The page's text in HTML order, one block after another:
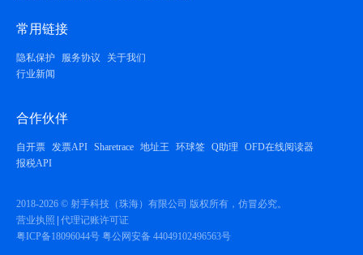
常用链接
隐私保护 服务协议
关于我们
行业新闻
合作伙伴
自开票 发票API Sharetrace 地址王 环球签 Q助理
OFD在线阅读器
报税API
2018-2026 © 射手科技（珠海）有限公司 版权所有，仿冒必究。
营业执照 代理记账许可证
粤ICP备18096044号 粤公网安备 44049102496563号